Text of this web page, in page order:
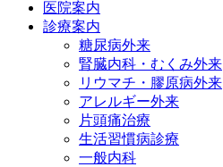
医院案内
診療案内
糖尿病外来
腎臓内科・むくみ外来
リウマチ・膠原病外来
アレルギー外来
片頭痛治療
生活習慣病診療
一般内科